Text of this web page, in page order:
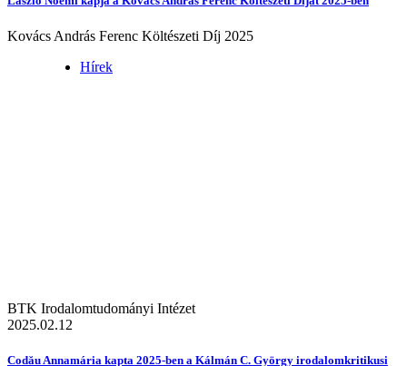
Kovács András Ferenc Költészeti Díj 2025
Hírek
BTK Irodalomtudományi Intézet
2025.02.12
Codău Annamária kapta 2025-ben a Kálmán C. György irodalomkritikusi